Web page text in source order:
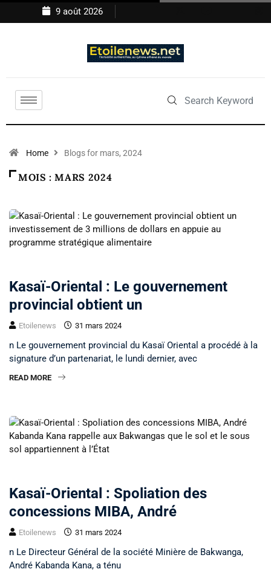
9 août 2026
Home Blogs for mars, 2024
MOIS :MARS 2024
Kasaï-Oriental : Le gouvernement
provincial obtient un
Etoilenews 31 mars 2024
n Le gouvernement provincial du Kasaï Oriental a procédé à la
signature d’un partenariat, le lundi dernier, avec
READ MORE
Kasaï-Oriental : Spoliation des
concessions MIBA, André
Etoilenews 31 mars 2024
n Le Directeur Général de la société Minière de Bakwanga,
André Kabanda Kana, a ténu